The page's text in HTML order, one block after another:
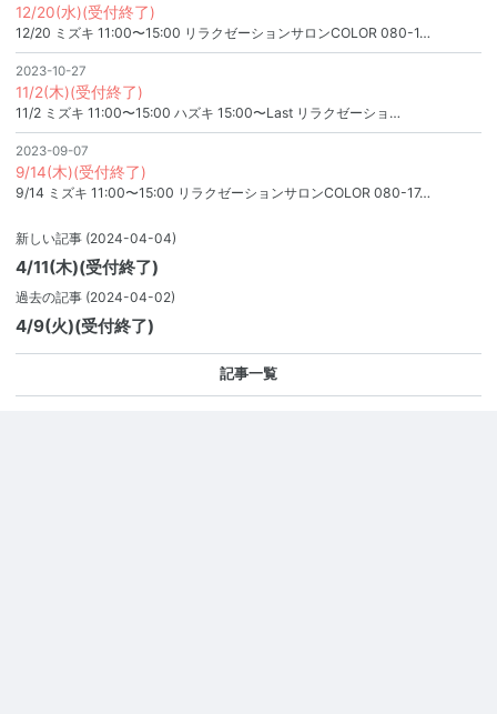
12/20(水)(受付終了)
12/20 ミズキ 11:00〜15:00 リラクゼーションサロンCOLOR 080-1…
2023-10-27
11/2(木)(受付終了)
11/2 ミズキ 11:00〜15:00 ハズキ 15:00〜Last リラクゼーショ…
2023-09-07
9/14(木)(受付終了)
9/14 ミズキ 11:00〜15:00 リラクゼーションサロンCOLOR 080-17…
新しい記事 (2024-04-04)
4/11(木)(受付終了)
過去の記事 (2024-04-02)
4/9(火)(受付終了)
記事一覧